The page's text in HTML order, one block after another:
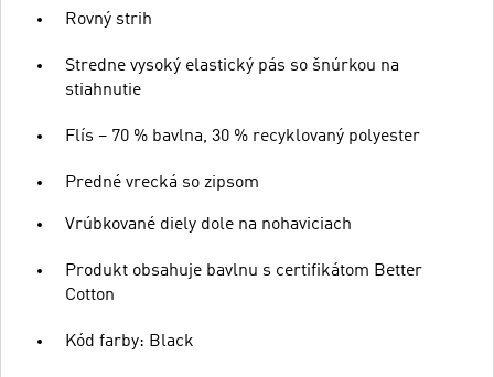
Rovný strih
Stredne vysoký elastický pás so šnúrkou na
stiahnutie
Flís – 70 % bavlna, 30 % recyklovaný polyester
Predné vrecká so zipsom
Vrúbkované diely dole na nohaviciach
Produkt obsahuje bavlnu s certifikátom Better
Cotton
Kód farby: Black